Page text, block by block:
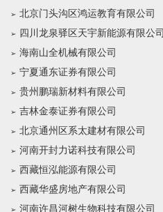
北京门头沟区鸿运教育有限公司
四川龙泉驿区天宇新能源有限公司
海南山全机械有限公司
宁夏通东证券有限公司
贵州鹏瑞新材料有限公司
吉林金泰证券有限公司
北京通州区系太建材有限公司
河南开封力诺科技有限公司
西藏恒泓能源有限公司
西藏华盛房地产有限公司
河南许昌河树生物科技有限公司